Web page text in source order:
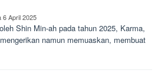
6 April 2025
Shin Min-ah pada tahun 2025, Karma,
namun memuaskan, membuat